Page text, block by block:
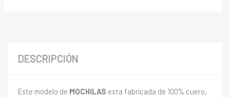
DESCRIPCIÓN
Este modelo de MOCHILAS esta fabricada de 100% cuero,